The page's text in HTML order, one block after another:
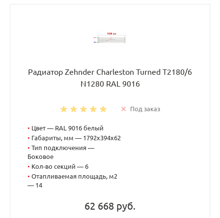
Радиатор Zehnder Charleston Turned T2180/6
N1280 RAL 9016
Под заказ
• Цвет — RAL 9016 белый
• Габариты, мм — 1792x394x62
• Тип подключения —
Боковое
• Кол-во секций — 6
• Отапливаемая площадь, м2
— 14
62 668 руб.